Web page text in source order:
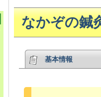
なかぞの鍼
基本情報